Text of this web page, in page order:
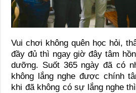
Vui chơi không quên học hỏi,
đầy đủ thì ngay giờ đây tâm
dưỡng. Suốt 365 ngày đã có
không lắng nghe được chính
khi đã không có sự lắng nghe